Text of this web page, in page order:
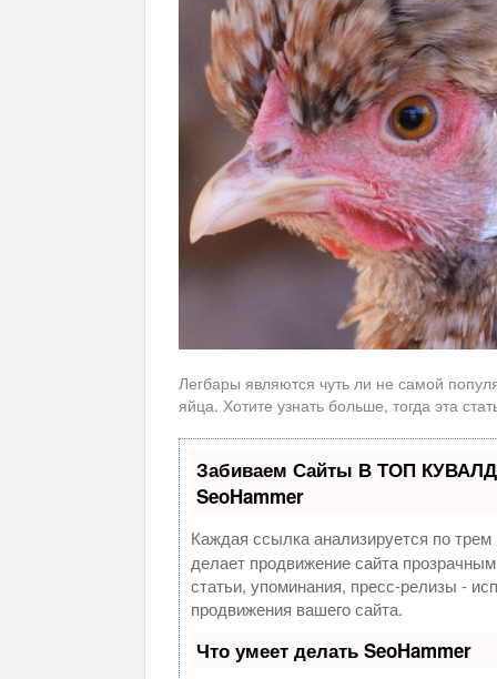
Легбары являются чуть ли не самой
яйца. Хотите узнать больше, тогда эта
Забиваем Сайты В ТОП
SeoHammer
Каждая ссылка анализируется по
делает продвижение сайта
статьи, упоминания, пресс-релизы -
продвижения вашего сайта.
Что умеет делать SeoHammer